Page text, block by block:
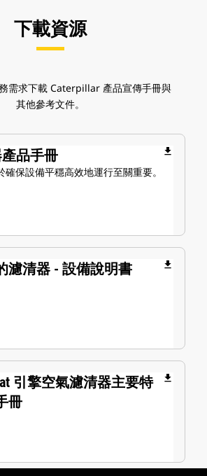
下載資源
需求下載 Caterpillar 產品宣傳手冊與
其他參考文件。
品手冊 file_download
保設備平穩高效地運行至關重要。
濾清器 - 設備說明書 file_download
引擎空氣濾清器主要特
冊
file_download